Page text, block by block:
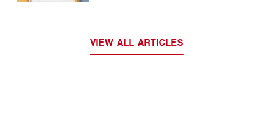
VIEW ALL ARTICLES